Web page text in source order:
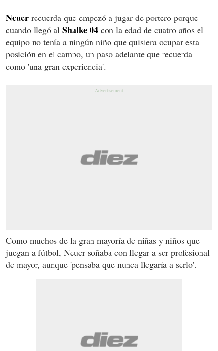
Neuer recuerda que empezó a jugar de portero porque
cuando llegó al Shalke 04 con la edad de cuatro años el
equipo no tenía a ningún niño que quisiera ocupar esta
posición en el campo, un paso adelante que recuerda
como 'una gran experiencia'.
Como muchos de la gran mayoría de niñas y niños que
juegan a fútbol, Neuer soñaba con llegar a ser profesional
de mayor, aunque 'pensaba que nunca llegaría a serlo'.